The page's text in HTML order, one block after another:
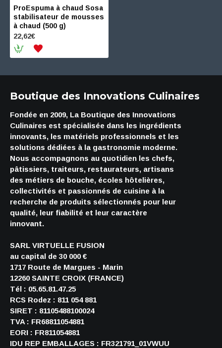
ProEspuma à chaud Sosa
stabilisateur de mousses
à chaud (500 g)
22,62€
Boutique des Innovations Culinaires
Fondée en 2009, La Boutique des Innovations
Culinaires est spécialisée dans les ingrédients
innovants, les matériels professionnels et les
solutions dédiées à la gastronomie moderne.
Nous accompagnons au quotidien les chefs,
pâtissiers, traiteurs, restaurateurs, artisans
des métiers de bouche, écoles hôtelières,
collectivités et passionnés de cuisine à la
recherche de produits sélectionnés pour leur
qualité, leur fiabilité et leur caractère
innovant.
SARL VIRTUELLE FUSION
au capital de 30 000 €
1717 Route de Margues - Marin
12260 SAINTE CROIX (FRANCE)
Tél : 05.65.81.47.25
RCS Rodez : 811 054 881
SIRET : 81105488100024
TVA : FR68811054881
EORI : FR811054881
IDU REP EMBALLAGES : FR321791_01VWUU